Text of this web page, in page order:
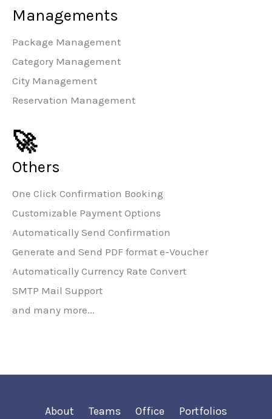
Managements
Package Management
Category Management
City Management
Reservation Management
🚀
Others
One Click Confirmation Booking
Customizable Payment Options
Automatically Send Confirmation
Generate and Send PDF format e-Voucher
Automatically Currency Rate Convert
SMTP Mail Support
and many more...
About Teams Office Portfolios